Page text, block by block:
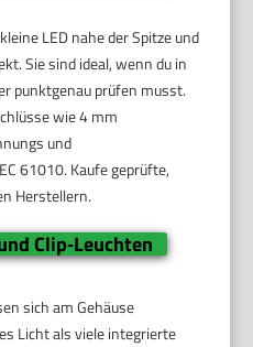
LED nahe der Spitze und
Sie sind ideal, wenn du in
punktgenau prüfen musst.
wie 4 mm
und
61010. Kaufe geprüfte,
Herstellern.
Clip‑Leuchten
sich am Gehäuse
Licht als viele integrierte